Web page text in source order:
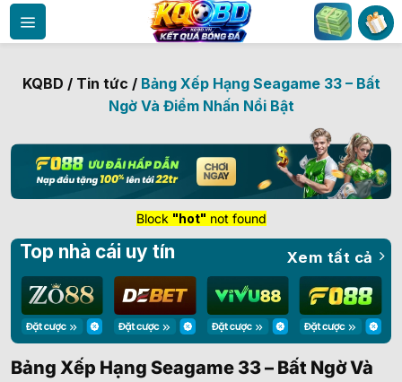
Bỏ
qua
dungKQBD / Tin tức / Bảng Xếp Hạng Seagame 33 – Bất
Ngờ Và Điểm Nhấn Nổi Bật
Block "hot" not found
Top nhà cái uy tín Xem tất cả
Bảng Xếp Hạng Seagame 33 – Bất Ngờ Và